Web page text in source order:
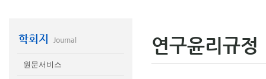
학회지 Journal
원문서비스
연구윤리규정